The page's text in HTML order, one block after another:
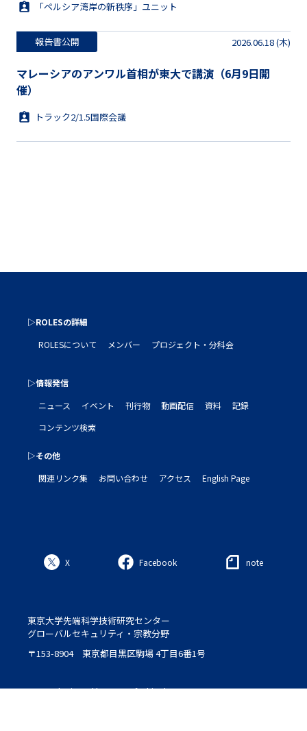
「ペルシア湾岸の新秩序」ユニット
報告書公開 2026.06.18 (木)
マレーシアのアンワル首相が東大で講演（6月9日開
催）
トラック2/1.5国際会議
▷ROLESの詳細
ROLESについて
メンバー プロジェクト・分科会
▷情報発信
ニュース
イベント 刊行物 動画配信 資料
記録
コンテンツ検索
▷その他
関連リンク集
お問い合わせ アクセス English Page
X Facebook note
東京大学先端科学技術研究センター
グローバルセキュリティ・宗教分野
〒153-8904 東京都目黒区駒場 4丁目6番1号
Logo : designed by Setsu＆Shinobu Ito